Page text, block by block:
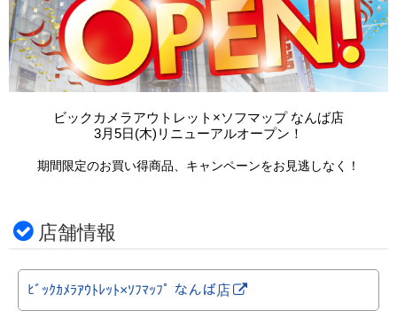
ビックカメラアウトレット×ソフマップ なんば店
3月5日(木)リニューアルオープン！
期間限定のお買い得商品、キャンペーンをお見逃しなく！
店舗情報
ﾋﾞｯｸｶﾒﾗｱｳﾄﾚｯﾄ×ｿﾌﾏｯﾌﾟ なんば店